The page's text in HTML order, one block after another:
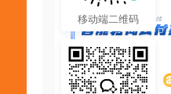
移动端二维码